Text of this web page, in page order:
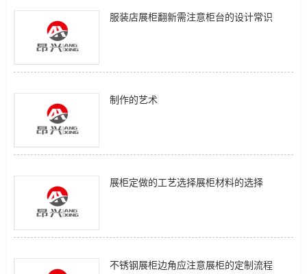
服装店展柜翻新需注意柜台的设计常识
制作的艺术
展柜定做的工艺选择展柜材料的选择
不锈钢展柜边角应注意展柜的定制流程